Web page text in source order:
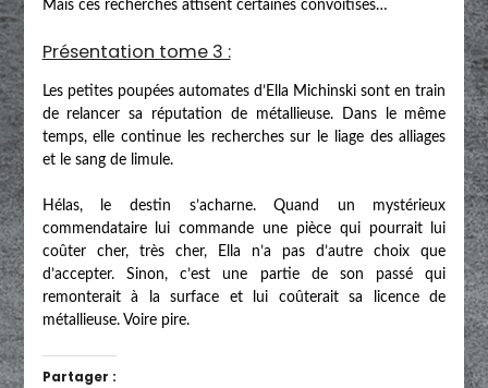
Mais ces recherches attisent certaines convoitises…
Présentation tome 3 :
Les petites poupées automates d’Ella Michinski sont en train
de relancer sa réputation de métallieuse. Dans le même
temps, elle continue les recherches sur le liage des alliages
et le sang de limule.
Hélas, le destin s’acharne. Quand un mystérieux
commendataire lui commande une pièce qui pourrait lui
coûter cher, très cher, Ella n’a pas d’autre choix que
d’accepter. Sinon, c’est une partie de son passé qui
remonterait à la surface et lui coûterait sa licence de
métallieuse. Voire pire.
Partager :